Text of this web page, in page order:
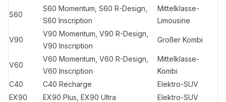
S60
S60 Momentum, S60 R-Design,
S60 Inscription
Mittelklasse-
Limousine
V90
V90 Momentum, V90 R-Design,
V90 Inscription
Großer Kombi
V60
V60 Momentum, V60 R-Design,
V60 Inscription
Mittelklasse-
Kombi
C40
C40 Recharge
Elektro-SUV
EX90
EX90 Plus, EX90 Ultra
Elektro-SUV